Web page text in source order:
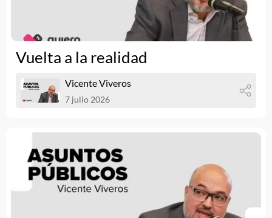
Vuelta a la realidad
Vicente Viveros
7 julio 2026